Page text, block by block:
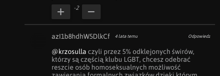
-2
azI1b8hdhW5DlkCf 4 lata temu Odpowiedz
@krzosulla czyli przez 5% odklejonych świrów,
którzy są częścią klubu LGBT, chcesz odebrać
reszcie osób homoseksualnych możliwość